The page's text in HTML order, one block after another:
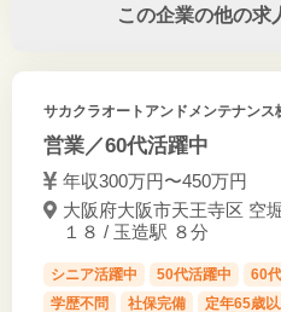
この企業の他の求
サカクラオートアンドメンテナンス
営業／60代活躍中
年収300万円〜450万円
大阪府大阪市天王寺区 空
１８ / 玉造駅 ８分
シニア活躍中 50代活躍中 60
学歴不問
社保完備 定年65歳